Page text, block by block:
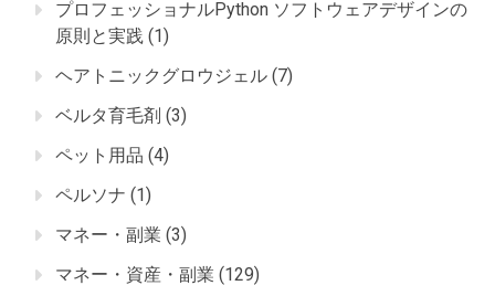
プロフェッショナルPython ソフトウェアデザインの
原則と実践 (1)
ヘアトニックグロウジェル (7)
ベルタ育毛剤 (3)
ペット用品 (4)
ペルソナ (1)
マネー・副業 (3)
マネー・資産・副業 (129)